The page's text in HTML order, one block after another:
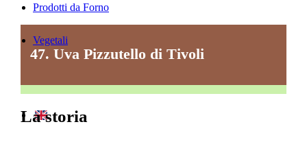
Prodotti da Forno
Vegetali
47. Uva Pizzutello di Tivoli
La storia